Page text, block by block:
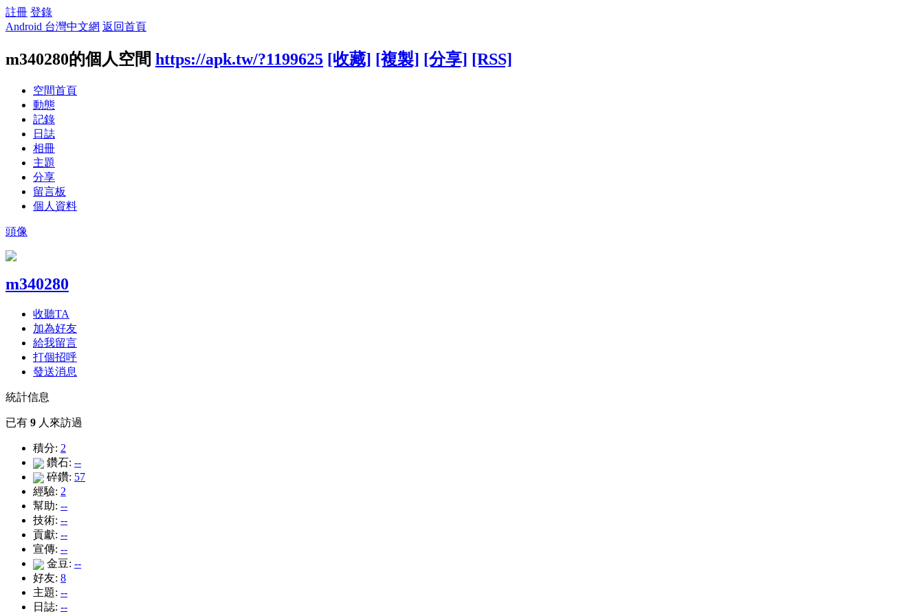
註冊 登錄
Android 台灣中文網 返回首頁
m340280的個人空間 https://apk.tw/?1199625 [收藏] [複製] [分享] [RSS]
空間首頁
動態
記錄
日誌
相冊
主題
分享
留言板
個人資料
頭像
m340280
收聽TA
加為好友
給我留言
打個招呼
發送消息
統計信息
已有 9 人來訪過
積分: 2
鑽石: --
碎鑽: 57
經驗: 2
幫助: --
技術: --
貢獻: --
宣傳: --
金豆: --
好友: 8
主題: --
日誌: --